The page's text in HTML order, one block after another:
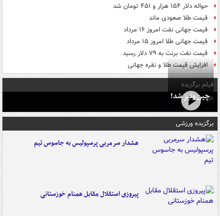
حواله دلار ۱۵۴ هزار و ۴۵۱ تومان شد
قیمت طلا صعودی ماند
قیمت جهانی نفت امروز ۱۶ مرداد
قیمت جهانی طلا امروز ۱۵ مرداد
قیمت نفت برنت به ۷۹ دلار رسید
افزایش قیمت طلا و نقره جهانی
فیلم برگزیده
چین ونیز شد!
برگزیده ورزشی
هشدار سرمربی پرسپولیس به جاسوس تیم
پیروزی استقلال مقابل همنام خوزستانی